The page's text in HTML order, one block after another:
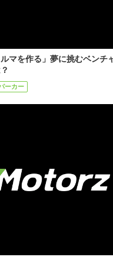
マを作る」夢に挑むベンチ
ーカー